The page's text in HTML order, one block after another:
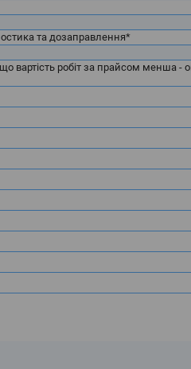
та дозаправлення*
вартість робіт за прайсом менша